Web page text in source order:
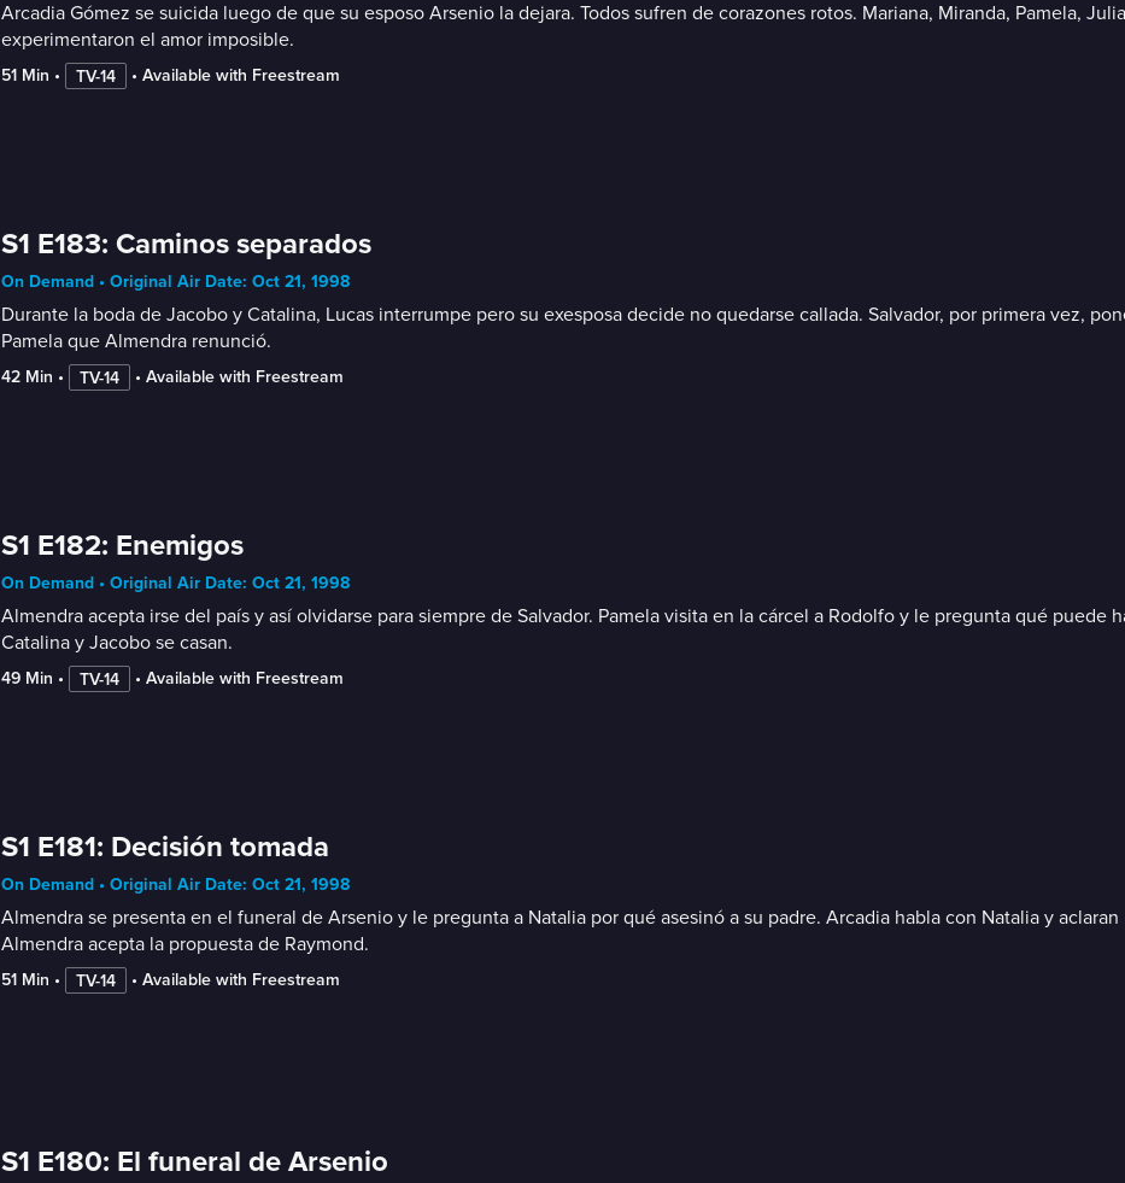
Arcadia Gómez se suicida luego de que su esposo Arsenio la dejara. Todos sufren de corazones rotos. Mariana, Miranda, Pamela,
experimentaron el amor imposible.
51 Min • TV-14 • Available with Freestream
S1 E183: Caminos separados
On Demand • Original Air Date: Oct 21, 1998
Durante la boda de Jacobo y Catalina, Lucas interrumpe pero su exesposa decide no quedarse callada. Salvador, por primera vez,
Pamela que Almendra renunció.
42 Min • TV-14 • Available with Freestream
S1 E182: Enemigos
On Demand • Original Air Date: Oct 21, 1998
Almendra acepta irse del país y así olvidarse para siempre de Salvador. Pamela visita en la cárcel a Rodolfo y le pregunta qué
Catalina y Jacobo se casan.
49 Min • TV-14 • Available with Freestream
S1 E181: Decisión tomada
On Demand • Original Air Date: Oct 21, 1998
Almendra se presenta en el funeral de Arsenio y le pregunta a Natalia por qué asesinó a su padre. Arcadia habla con Natalia y
Almendra acepta la propuesta de Raymond.
51 Min • TV-14 • Available with Freestream
S1 E180: El funeral de Arsenio